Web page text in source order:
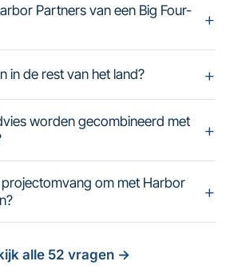
Partners van een Big Four-
in de rest van het land?
worden gecombineerd met
projectomvang om met Harbor
alle 52 vragen →